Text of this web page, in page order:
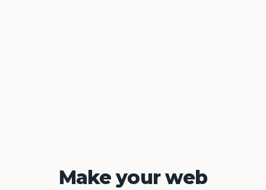
Make your web